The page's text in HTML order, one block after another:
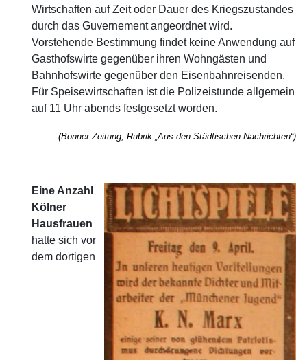
Wirtschaften auf Zeit oder Dauer des Kriegszustandes
durch das Guvernement angeordnet wird.
Vorstehende Bestimmung findet keine Anwendung auf
Gasthofswirte gegenüber ihren Wohngästen und
Bahnhofswirte gegenüber den Eisenbahnreisenden.
Für Speisewirtschaften ist die Polizeistunde allgemein
auf 11 Uhr abends festgesetzt worden.
(Bonner Zeitung, Rubrik „Aus den Städtischen Nachrichten“)
Eine Anzahl
Kölner
Hausfrauen
hatte sich vor
dem dortigen